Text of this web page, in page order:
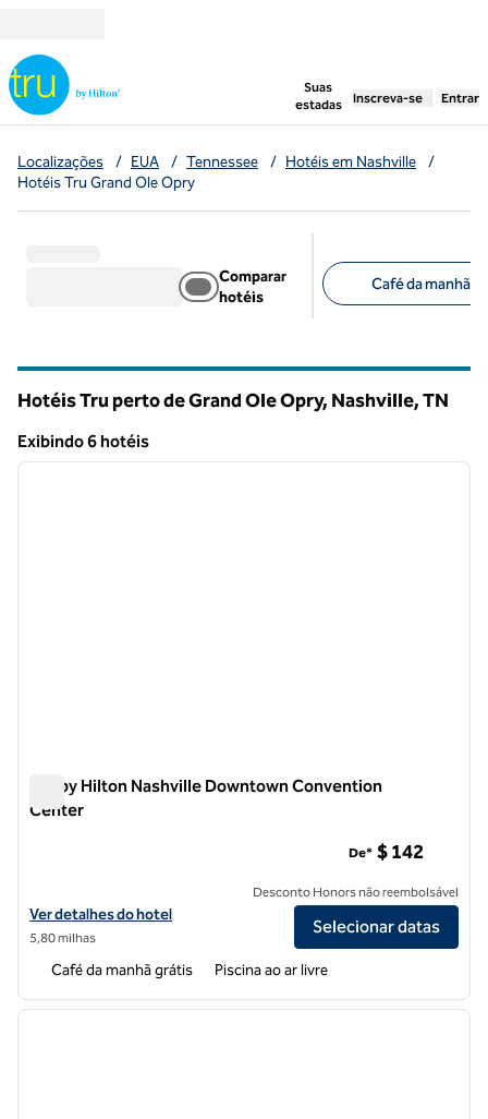
Suas
estadas
, abre uma nova
Inscreva-se Entrar
Localizações / EUA / Tennessee / Hotéis em Nashville
/
Hotéis Tru Grand Ole Opry
Comparar
hotéis
Café da manhã
Hotéis Tru perto de Grand Ole Opry, Nashville,TN
Exibindo 6 hotéis
Exibindo 6 hotéis
1 de 12
Tru by Hilton Nashville Downtown Convention
Center
Exibir detalhes do hotel Tru By Hilton Nashville Downtown
Ver detalhes do hotel
5,80 milhas
De* $ 142
Desconto Honors não reembolsável
Selecionar datas
Café da manhã grátis Piscina ao ar livre
1 de 12